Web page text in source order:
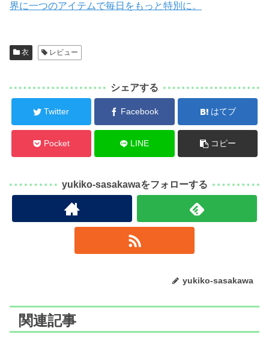
界に一つのアイテムで毎日をもっと特別に。
衣 レビュー
シェアする
Twitter Facebook はてブ
Pocket LINE コピー
yukiko-sasakawaをフォローする
yukiko-sasakawa
関連記事